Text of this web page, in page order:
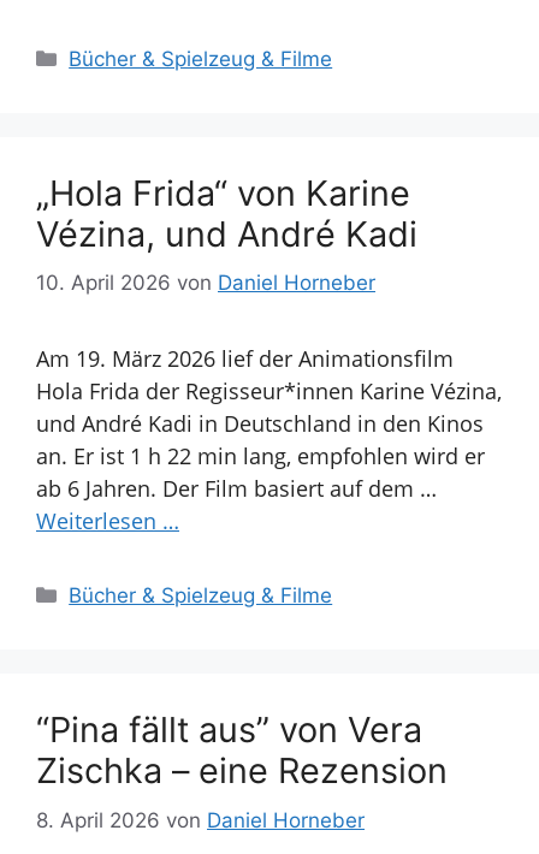
Kategorien
Bücher & Spielzeug & Filme
„Hola Frida“ von Karine
Vézina, und André Kadi
10. April 2026 von Daniel Horneber
Am 19. März 2026 lief der Animationsfilm
Hola Frida der Regisseur*innen Karine Vézina,
und André Kadi in Deutschland in den Kinos
an. Er ist 1 h 22 min lang, empfohlen wird er
ab 6 Jahren. Der Film basiert auf dem …
Weiterlesen …
Kategorien
Bücher & Spielzeug & Filme
“Pina fällt aus” von Vera
Zischka – eine Rezension
8. April 2026 von Daniel Horneber